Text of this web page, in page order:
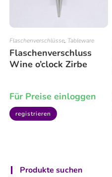
Flaschenverschlüsse, Tableware
Flaschenverschluss
Wine o’clock Zirbe
Für Preise einloggen
registrieren
Produkte suchen